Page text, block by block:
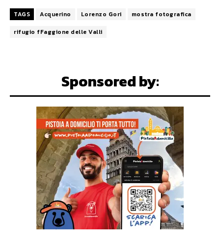
TAGS Acquerino Lorenzo Gori
mostra fotografica
rifugio fFaggione delle Valli
Sponsored by: